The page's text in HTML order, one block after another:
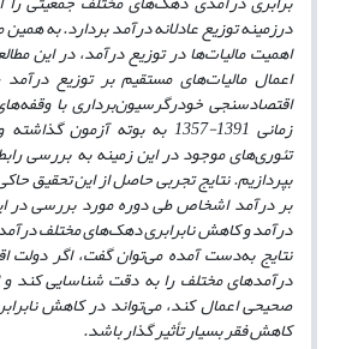
در‌زمینه توزیع عادلانه درآمد بردارد. به
اهمیت مالیات‌ها در توزیع درآمد، در این
اعمال مالیات‌های مستقیم بر توزیع
اقتصادسنجی
زمانی 1391-1357 به بوته آزمون گذاشته و
تئوری‌های موجود در این زمینه به بررسی
بپردازیم.نتایج تجربی حاصل از این تحقیق
بر درآمد اشخاص طی دوره مورد بررسی در
درآمد و کاهش نابرابری دهک‌های مختلف
نتایج به‌دست آمده می‌توان گفت، اگر دولت
درآمدهای مختلف را به دقت شناسایی کند
صحیحی اعمال کند، می‌تواند در کاهش
کاهش فقر بسیار تأثیر گذار باشد.